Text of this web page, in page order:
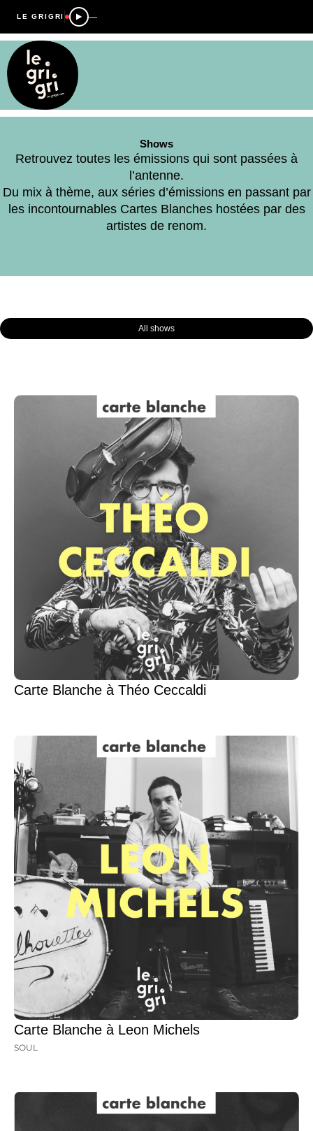
LE GRIGRI —
Shows
Retrouvez toutes les émissions qui sont passées à
l’antenne.
Du mix à thème, aux séries d’émissions en passant par
les incontournables Cartes Blanches hostées par des
artistes de renom.
All shows
Carte Blanche à Théo Ceccaldi
Carte Blanche à Leon Michels
SOUL